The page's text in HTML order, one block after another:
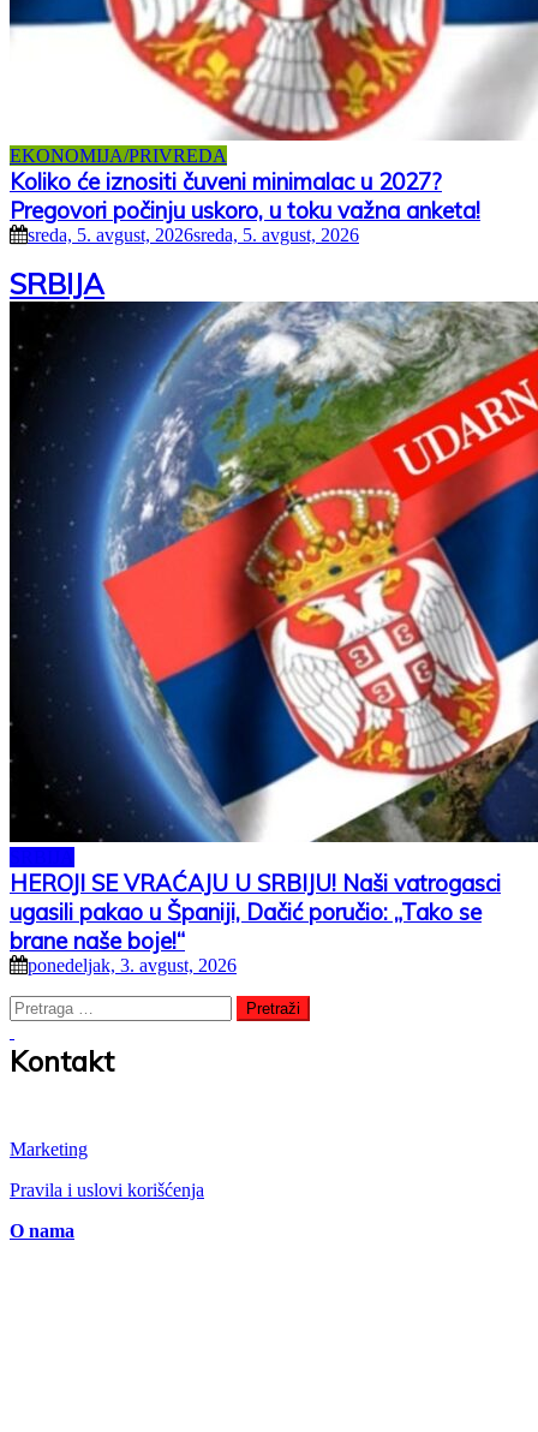
EKONOMIJA/PRIVREDA
Koliko će iznositi čuveni minimalac u 2027?
Pregovori počinju uskoro, u toku važna anketa!
sreda, 5. avgust, 2026sreda, 5. avgust, 2026
SRBIJA
HEROJI SE VRAĆAJU U SRBIJU! Naši vatrogasci
ugasili pakao u Španiji, Dačić poručio: „Tako se
brane naše boje!“
ponedeljak, 3. avgust, 2026
Pretraga
za:
Kontakt
Marketing
Pravila i uslovi korišćenja
O nama